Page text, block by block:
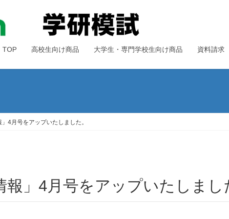
TOP 高校生向け商品 大学生・専門学校生向け商品 資料請求
」4月号をアップいたしました。
情報」4月号をアップいたしまし